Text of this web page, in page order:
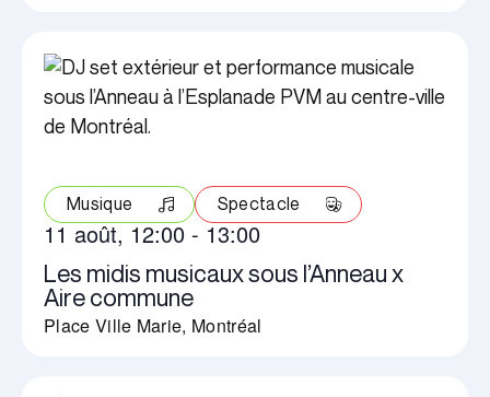
Les midis musicaux sous l’Anneau x
Aire commune
11 août, 12:00 - 13:00
Place Ville Marie, Montréal
Musique Spectacle